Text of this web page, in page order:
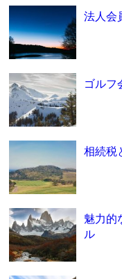
法人会
ゴルフ
相続税
魅力的
ル